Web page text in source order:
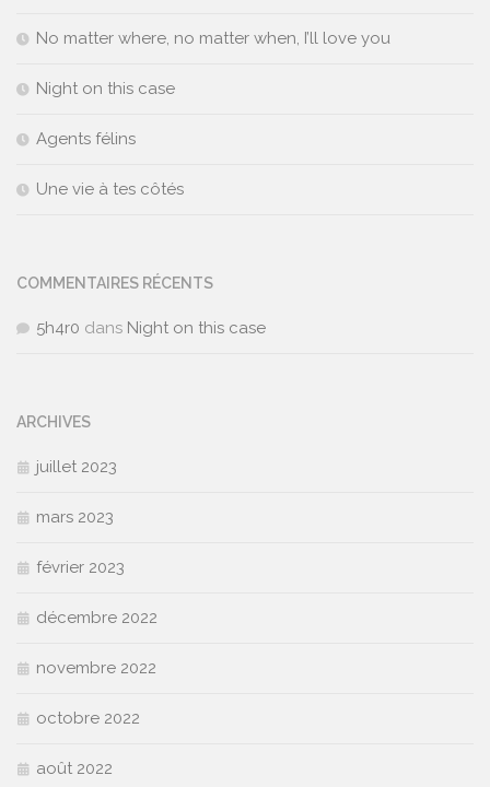
No matter where, no matter when, I’ll love you
Night on this case
Agents félins
Une vie à tes côtés
COMMENTAIRES RÉCENTS
5h4r0 dans Night on this case
ARCHIVES
juillet 2023
mars 2023
février 2023
décembre 2022
novembre 2022
octobre 2022
août 2022